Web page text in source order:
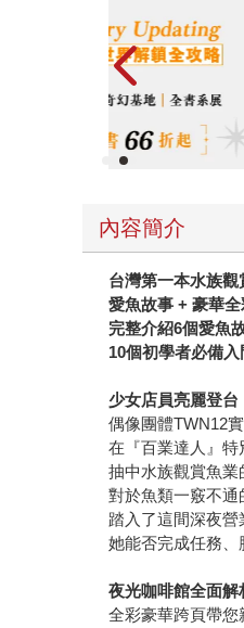
內容簡介
台灣第一本水族觀
愛魚故事 + 豪華
完整介紹6個愛魚
10個初學者必備入
少女店員亮麗登台
偶像團體TWN12
在『百業達人』特
抽中水族觀賞魚業
對於魚類一竅不通
踏入了這間深夜營
她能否完成任務、
夜光咖啡館全面解
全彩豪華跨頁帶您